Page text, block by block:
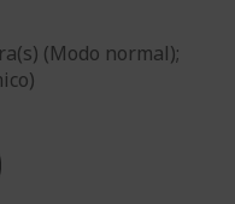
(Modo normal);